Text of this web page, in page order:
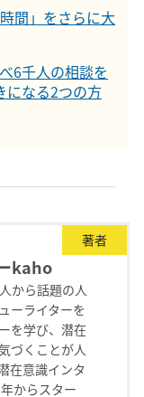
間」をさらに大
6千人の相談を
になる2つの方
著者
kaho
から話題の人
ーライターを
を学び、潜在
づくことが人
在意識インタ
からスター